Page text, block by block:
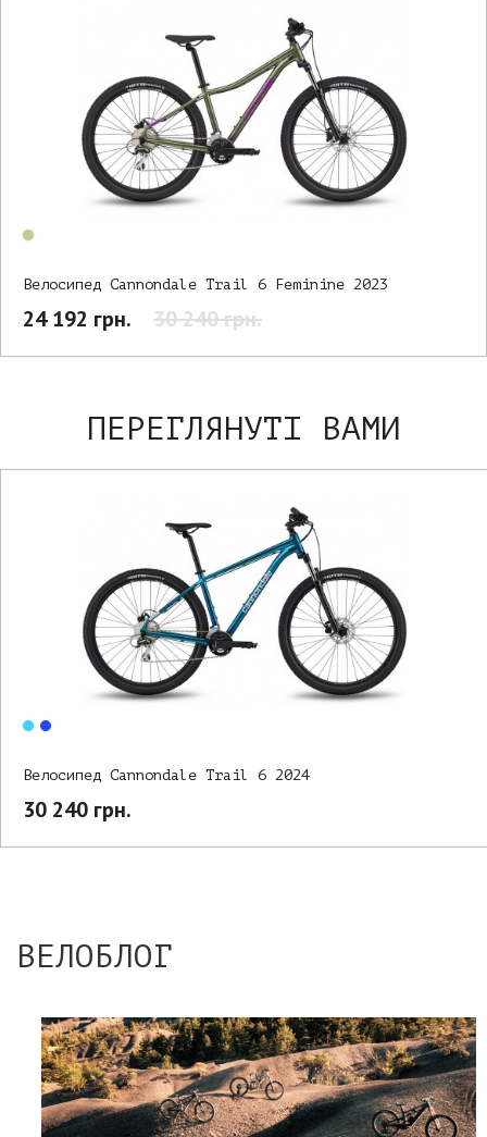
Велосипед Cannondale Trail 6 Feminine 2023
24 192 грн. 30 240 грн.
ПЕРЕГЛЯНУТІ ВАМИ
Велосипед Cannondale Trail 6 2024
30 240 грн.
ВЕЛОБЛОГ